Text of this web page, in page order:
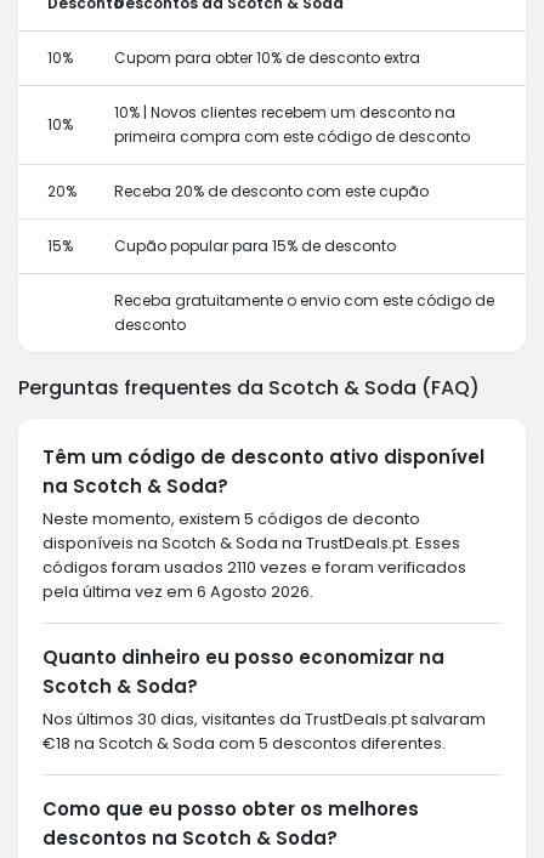
10% Cupom para obter 10% de desconto extra
10%
10% | Novos clientes recebem um desconto na
primeira compra com este código de desconto
20% Receba 20% de desconto com este cupão
15% Cupão popular para 15% de desconto
Receba gratuitamente o envio com este código de
desconto
Perguntas frequentes da Scotch & Soda (FAQ)
Têm um código de desconto ativo disponível
na Scotch & Soda?
Neste momento, existem 5 códigos de deconto
disponíveis na Scotch & Soda na TrustDeals.pt. Esses
códigos foram usados 2110 vezes e foram verificados
pela última vez em 6 Agosto 2026.
Quanto dinheiro eu posso economizar na
Scotch & Soda?
Nos últimos 30 dias, visitantes da TrustDeals.pt salvaram
€18 na Scotch & Soda com 5 descontos diferentes.
Como que eu posso obter os melhores
descontos na Scotch & Soda?